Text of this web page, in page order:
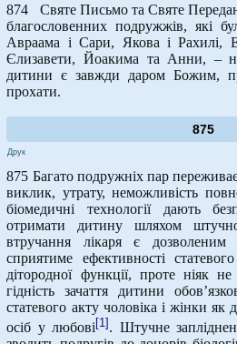
874 Святе Письмо та Святе
благословенних подружжів, які
Авраама і Сари, Якова і Рахилі,
Єлизавети, Йоакима та Анни, –
дитини є завжди даром Божим,
прохати.
875
Друк
875 Багато подружніх пар
виклик, утрату, неможливість
біомедичні технології дають
отримати дитину шляхом
втручання лікаря є
сприятиме ефективності
дітородної функції, проте ніяк
гідність зачаття дитини
статевого акту чоловіка і жінки як
осіб у любові [1] . Штучне